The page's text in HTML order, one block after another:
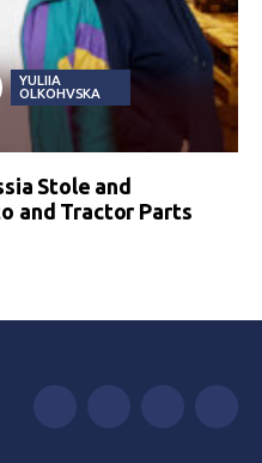
YULIIA
OLKOHVSKA
Stole and
and Tractor Parts